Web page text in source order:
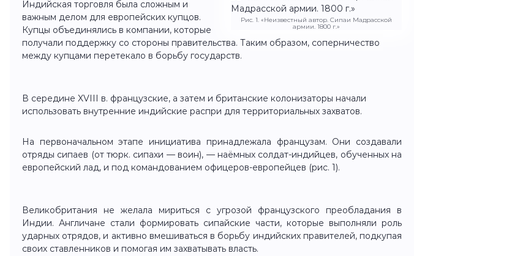
Рис. 1. «Неизвестный автор. Сипаи Мадрасской
армии. 1800 г.»
Индийская торговля была сложным и
важным делом для европейских купцов.
Купцы объединялись в компании, которые
получали поддержку со стороны правительства. Таким образом, соперничество
между купцами перетекало в борьбу государств.
В середине XVIII в. французские, а затем и британские колонизаторы начали
использовать внутренние индийские распри для территориальных захватов.
На первоначальном этапе инициатива принадлежала французам. Они создавали
отряды сипаев (от тюрк. сипахи — воин), — наёмных солдат-индийцев, обученных на
европейский лад, и под командованием офицеров-европейцев (рис. 1).
Великобритания не желала мириться с угрозой французского преобладания в
Индии. Англичане стали формировать сипайские части, которые выполняли роль
ударных отрядов, и активно вмешиваться в борьбу индийских правителей, подкупая
своих ставленников и помогая им захватывать власть.